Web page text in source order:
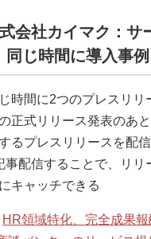
会社カイマク：サ
同じ時間に導入事
時間に2つのプレスリリ
正式リリース発表のあ
るプレスリリースを配信
事配信することで、リリ
キャッチできる
HR領域特化、完全成果